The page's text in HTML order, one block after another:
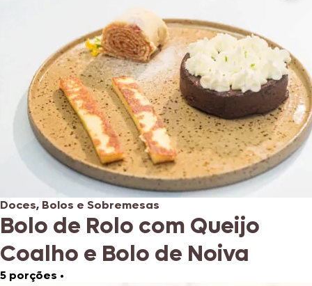
Doces, Bolos e Sobremesas
Bolo de Rolo com Queijo
Coalho e Bolo de Noiva
5 porções •